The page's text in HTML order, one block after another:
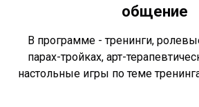
общение
В программе - тренинги,
парах-тройках, арт-
настольные игры по теме